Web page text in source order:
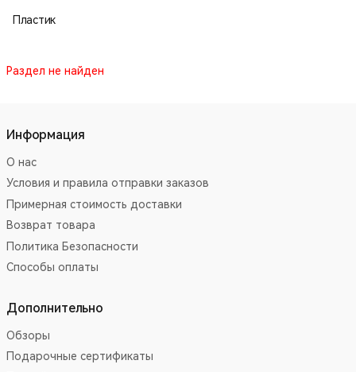
Пластик
Раздел не найден
Информация
О нас
Условия и правила отправки заказов
Примерная стоимость доставки
Возврат товара
Политика Безопасности
Способы оплаты
Дополнительно
Обзоры
Подарочные сертификаты